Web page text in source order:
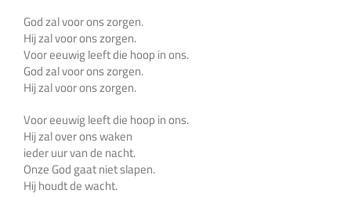
God zal voor ons zorgen.
Hij zal voor ons zorgen.
Voor eeuwig leeft die hoop in ons.
God zal voor ons zorgen.
Hij zal voor ons zorgen.
Voor eeuwig leeft die hoop in ons.
Hij zal over ons waken
ieder uur van de nacht.
Onze God gaat niet slapen.
Hij houdt de wacht.